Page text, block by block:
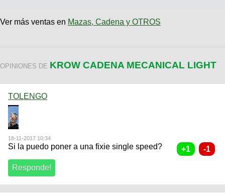
Ver más ventas en Mazas, Cadena y OTROS
OPINIONES DE KROW CADENA MECANICAL LIGHT
TOLENGO
18-11-2017 10:34
Si la puedo poner a una fixie single speed?